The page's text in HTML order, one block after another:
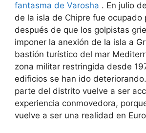
fantasma de Varosha . En julio
de la isla de Chipre fue ocupado
después de que los golpistas
imponer la anexión de la isla a
bastión turístico del mar
zona militar restringida desde
edificios se han ido
parte del distrito vuelve a ser
experiencia conmovedora,
vuelve a ser una realidad en